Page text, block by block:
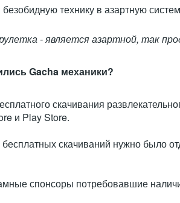
технику в азартную
- является азартной, так
Gacha механики?
скачивания
и Play Store.
скачиваний нужно было
спонсоры потребовавшие